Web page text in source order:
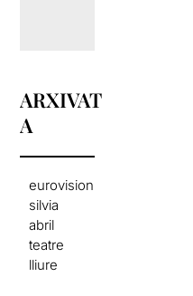
ARXIVAT
A
eurovision
silvia
abril
teatre
lliure